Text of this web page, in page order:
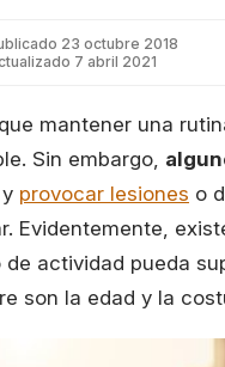
23 octubre 2018
7 abril 2021
mantener una
Sin embargo,
y provocar lesiones o
Evidentemente,
actividad pueda
son la edad y la